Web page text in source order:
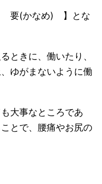
要(かなめ) 】とな
ときに、働いたり、
ゆがまないように働
大事なところであ
とで、腰痛やお尻の